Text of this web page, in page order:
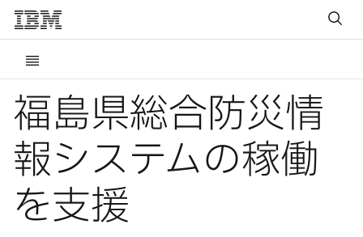
福島県総合防災情
報システムの稼働
を支援